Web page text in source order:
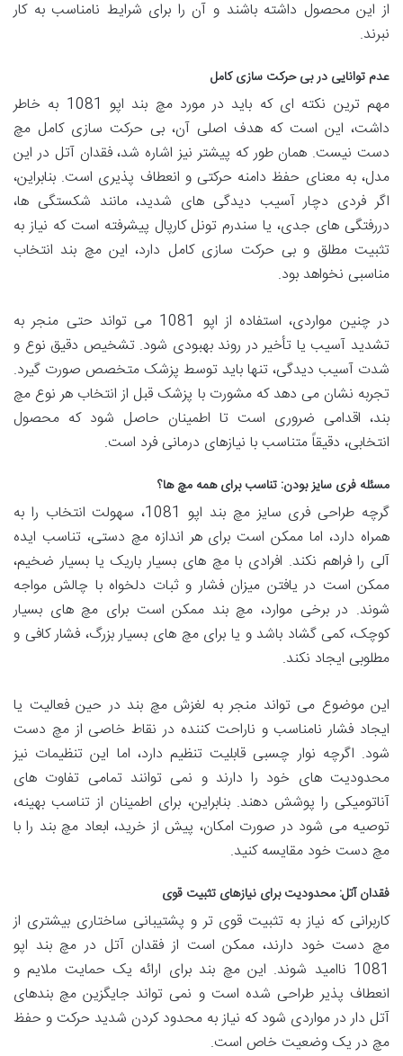
از این محصول داشته باشند و آن را برای شرایط نامناسب به کار
نبرند.
عدم توانایی در بی حرکت سازی کامل
مهم ترین نکته ای که باید در مورد مچ بند اپو 1081 به خاطر
داشت، این است که هدف اصلی آن، بی حرکت سازی کامل مچ
دست نیست. همان طور که پیشتر نیز اشاره شد، فقدان آتل در این
مدل، به معنای حفظ دامنه حرکتی و انعطاف پذیری است. بنابراین،
اگر فردی دچار آسیب دیدگی های شدید، مانند شکستگی ها،
دررفتگی های جدی، یا سندرم تونل کارپال پیشرفته است که نیاز به
تثبیت مطلق و بی حرکت سازی کامل دارد، این مچ بند انتخاب
مناسبی نخواهد بود.
در چنین مواردی، استفاده از اپو 1081 می تواند حتی منجر به
تشدید آسیب یا تأخیر در روند بهبودی شود. تشخیص دقیق نوع و
شدت آسیب دیدگی، تنها باید توسط پزشک متخصص صورت گیرد.
تجربه نشان می دهد که مشورت با پزشک قبل از انتخاب هر نوع مچ
بند، اقدامی ضروری است تا اطمینان حاصل شود که محصول
انتخابی، دقیقاً متناسب با نیازهای درمانی فرد است.
مسئله فری سایز بودن: تناسب برای همه مچ ها؟
گرچه طراحی فری سایز مچ بند اپو 1081، سهولت انتخاب را به
همراه دارد، اما ممکن است برای هر اندازه مچ دستی، تناسب ایده
آلی را فراهم نکند. افرادی با مچ های بسیار باریک یا بسیار ضخیم،
ممکن است در یافتن میزان فشار و ثبات دلخواه با چالش مواجه
شوند. در برخی موارد، مچ بند ممکن است برای مچ های بسیار
کوچک، کمی گشاد باشد و یا برای مچ های بسیار بزرگ، فشار کافی و
مطلوبی ایجاد نکند.
این موضوع می تواند منجر به لغزش مچ بند در حین فعالیت یا
ایجاد فشار نامناسب و ناراحت کننده در نقاط خاصی از مچ دست
شود. اگرچه نوار چسبی قابلیت تنظیم دارد، اما این تنظیمات نیز
محدودیت های خود را دارند و نمی توانند تمامی تفاوت های
آناتومیکی را پوشش دهند. بنابراین، برای اطمینان از تناسب بهینه،
توصیه می شود در صورت امکان، پیش از خرید، ابعاد مچ بند را با
مچ دست خود مقایسه کنید.
فقدان آتل: محدودیت برای نیازهای تثبیت قوی
کاربرانی که نیاز به تثبیت قوی تر و پشتیبانی ساختاری بیشتری از
مچ دست خود دارند، ممکن است از فقدان آتل در مچ بند اپو
1081 ناامید شوند. این مچ بند برای ارائه یک حمایت ملایم و
انعطاف پذیر طراحی شده است و نمی تواند جایگزین مچ بندهای
آتل دار در مواردی شود که نیاز به محدود کردن شدید حرکت و حفظ
مچ در یک وضعیت خاص است.